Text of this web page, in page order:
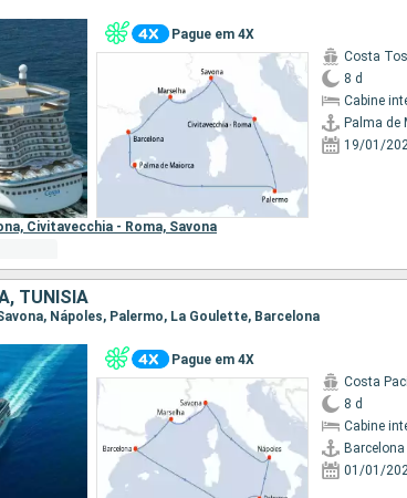
Pague em 4X
Costa
8 d
Cabine
Palma de
19/01/
Civitavecchia - Roma, Savona
TUNÍSIA
Nápoles, Palermo, La Goulette, Barcelona
Pague em 4X
Costa
8 d
Cabine
Barcelona
01/01/